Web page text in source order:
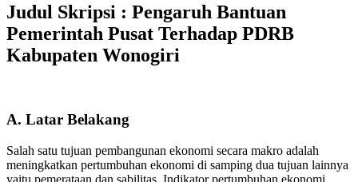
Judul Skripsi : Pengaruh Bantuan
Pemerintah Pusat Terhadap PDRB
Kabupaten Wonogiri
A. Latar Belakang
Salah satu tujuan pembangunan ekonomi secara makro adalah
meningkatkan pertumbuhan ekonomi di samping dua tujuan lainnya